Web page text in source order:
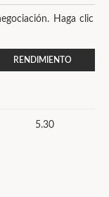
Haga clic
RENDIMIENTO
5.30